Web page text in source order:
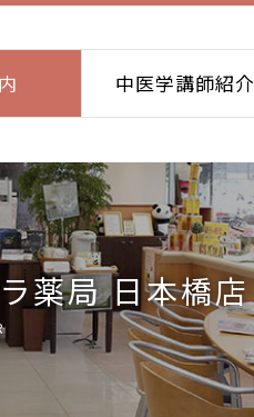
中医学講師紹介
薬局 日本橋店